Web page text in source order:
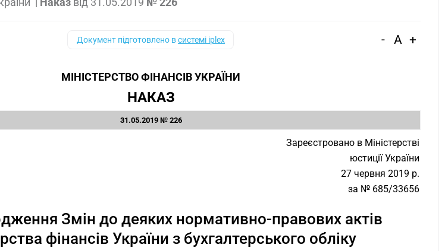
Документ підготовлено всистемі iplex - A +
МІНІСТЕРСТВО ФІНАНСІВ УКРАЇНИ
НАКАЗ
31.05.2019 № 226
Зареєстровано в Міністерстві
юстиції України
27 червня 2019 р.
за № 685/33656
Змін до деяких нормативно-правових актів
фінансів України з бухгалтерського обліку